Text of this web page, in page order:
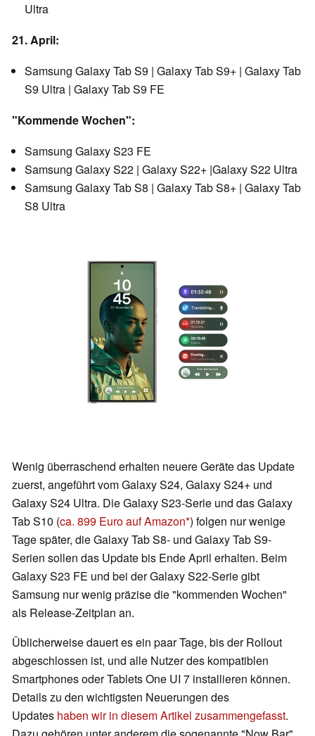
Ultra
21. April:
Samsung Galaxy Tab S9 | Galaxy Tab S9+ | Galaxy Tab
S9 Ultra | Galaxy Tab S9 FE
"Kommende Wochen":
Samsung Galaxy S23 FE
Samsung Galaxy S22 | Galaxy S22+ |Galaxy S22 Ultra
Samsung Galaxy Tab S8 | Galaxy Tab S8+ | Galaxy Tab
S8 Ultra
Wenig überraschend erhalten neuere Geräte das Update
zuerst, angeführt vom Galaxy S24, Galaxy S24+ und
Galaxy S24 Ultra. Die Galaxy S23-Serie und das Galaxy
Tab S10 (ca. 899 Euro auf Amazon ) folgen nur wenige
Tage später, die Galaxy Tab S8- und Galaxy Tab S9-
Serien sollen das Update bis Ende April erhalten. Beim
Galaxy S23 FE und bei der Galaxy S22-Serie gibt
Samsung nur wenig präzise die "kommenden Wochen"
als Release-Zeitplan an.
Üblicherweise dauert es ein paar Tage, bis der Rollout
abgeschlossen ist, und alle Nutzer des kompatiblen
Smartphones oder Tablets One UI 7 installieren können.
Details zu den wichtigsten Neuerungen des
Updates haben wir in diesem Artikel zusammengefasst.